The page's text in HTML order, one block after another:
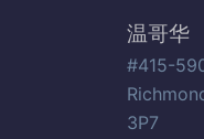
温哥华
#415-
3P7